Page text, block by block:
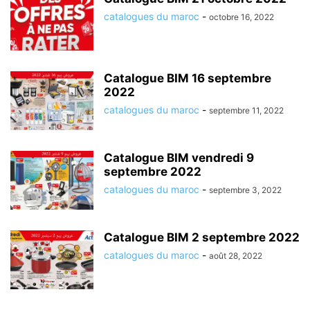
catalogues du maroc - octobre 16, 2022
Catalogue BIM 16 septembre
2022
catalogues du maroc - septembre 11, 2022
Catalogue BIM vendredi 9
septembre 2022
catalogues du maroc - septembre 3, 2022
Catalogue BIM 2 septembre 2022
catalogues du maroc - août 28, 2022